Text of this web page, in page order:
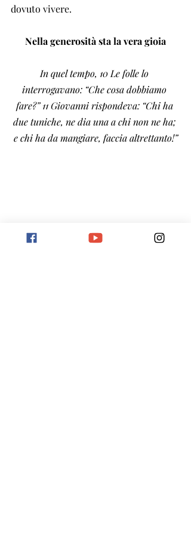
dovuto vivere.
Nella generosità sta la vera gioia
In quel tempo, 10 Le folle lo
interrogavano: “Che cosa dobbiamo
fare?” 11 Giovanni rispondeva: “Chi ha
due tuniche, ne dia una a chi non ne ha;
e chi ha da mangiare, faccia altrettanto!”